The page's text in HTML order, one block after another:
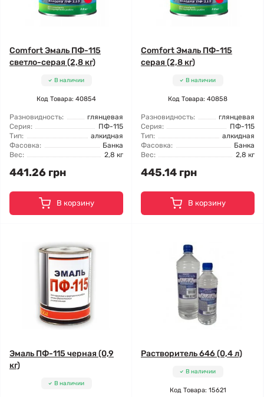
Comfort Эмаль ПФ-115
светло-серая (2,8 кг)
В наличии
Код Товара: 40854
Разновидность:
глянцевая
Серия:
ПФ-115
Тип:
алкидная
Фасовка:
Банка
Вес:
2,8 кг
441.26 грн
В корзину
Comfort Эмаль ПФ-115
серая (2,8 кг)
В наличии
Код Товара: 40858
Разновидность:
глянцевая
Серия:
ПФ-115
Тип:
алкидная
Фасовка:
Банка
Вес:
2,8 кг
445.14 грн
В корзину
Эмаль ПФ-115 черная (0,9
кг)
В наличии
Растворитель 646 (0,4 л)
В наличии
Код Товара: 15621